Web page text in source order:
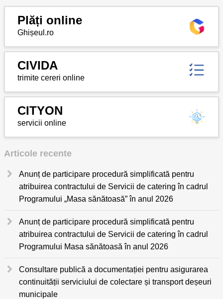
Plăți online
Ghișeul.ro
CIVIDA
trimite cereri online
CITYON
servicii online
Articole recente
Anunț de participare procedură simplificată pentru
atribuirea contractului de Servicii de catering în cadrul
Programului „Masa sănătoasă” în anul 2026
Anunț de participare procedură simplificată pentru
atribuirea contractului de Servicii de catering în cadrul
Programului Masa sănătoasă în anul 2026
Consultare publică a documentației pentru asigurarea
continuității serviciului de colectare și transport deșeuri
municipale